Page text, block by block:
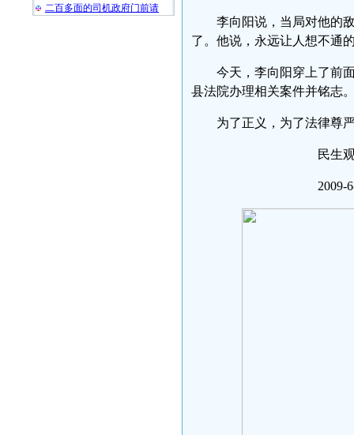
二百多面的司机政府门前请
李向阳说，当局对他的
了。他说，永远让人想不通
今天，李向阳穿上了前
县法院办理相关案件并铭志
为了正义，为了法律尊
民生观察
2009-6-